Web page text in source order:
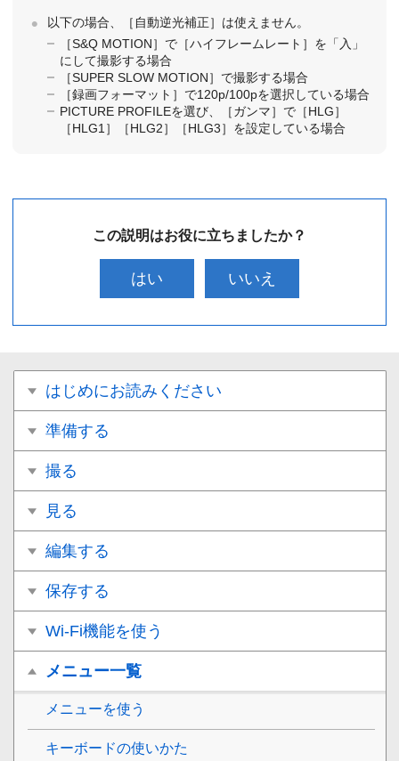
以下の場合、［自動逆光補正］は使えません。
［S&Q MOTION］で［ハイフレームレート］を「入」
にして撮影する場合
［SUPER SLOW MOTION］で撮影する場合
［録画フォーマット］で120p/100pを選択している場合
PICTURE PROFILEを選び、［ガンマ］で［HLG］
［HLG1］［HLG2］［HLG3］を設定している場合
この説明はお役に立ちましたか？
はい いいえ
はじめにお読みください
準備する
撮る
見る
編集する
保存する
Wi-Fi機能を使う
メニュー一覧
メニューを使う
キーボードの使いかた